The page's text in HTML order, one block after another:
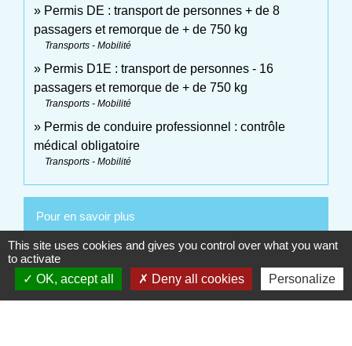
Permis DE : transport de personnes + de 8
passagers et remorque de + de 750 kg
Transports - Mobilité
Permis D1E : transport de personnes - 16
passagers et remorque de + de 750 kg
Transports - Mobilité
Permis de conduire professionnel : contrôle
médical obligatoire
Transports - Mobilité
Pour en savoir plus
Contrat type de l'enseignement de la conduite
Legifrance
This site uses cookies and gives you control over what you want
to activate
OK, accept all
Deny all cookies Personalize